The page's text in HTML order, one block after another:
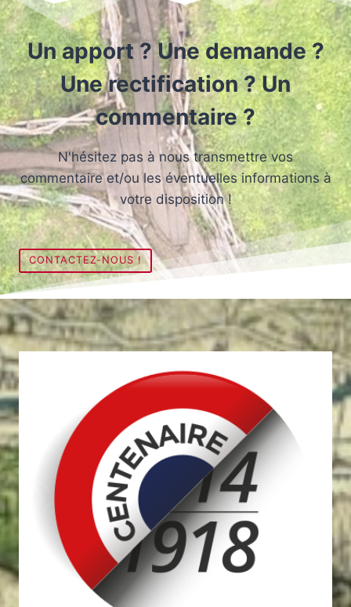
Un apport ? Une demande ?
Une rectification ? Un
commentaire ?
N'hésitez pas à nous transmettre vos
commentaire et/ou les éventuelles informations à
votre disposition !
CONTACTEZ-NOUS !